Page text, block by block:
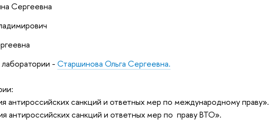
Сергеевна
- Старшинова Ольга Сергеевна.
антироссийских санкций и ответных мер по международному праву».
антироссийских санкций и ответных мер по праву ВТО».